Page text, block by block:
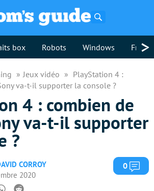
box Robots Windows >
Jeux vidéo
PlayStation 4 :
va-t-il supporter la console ?
4 : combien de
va-t-il supporter
?
CORROY
2020
0